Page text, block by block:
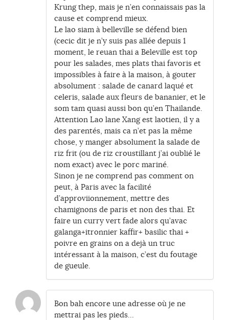
Krung thep, mais je n’en connaissais pas la
cause et comprend mieux.
Le lao siam à belleville se défend bien
(cecic dit je n’y suis pas allée depuis 1
moment, le reuan thai a Beleville est top
pour les salades, mes plats thai favoris et
impossibles à faire à la maison, à gouter
absolument : salade de canard laqué et
celeris, salade aux fleurs de bananier, et le
som tam quasi aussi bon qu’en Thailande.
Attention Lao lane Xang est laotien, il y a
des parentés, mais ca n’et pas la même
chose, y manger absolument la salade de
riz frit (ou de riz croustillant j’ai oublié le
nom exact) avec le porc mariné.
Sinon je ne comprend pas comment on
peut, à Paris avec la facilité
d’approviionnement, mettre des
chamignons de paris et non des thai. Et
faire un curry vert fade alors qu’avac
galanga+itronnier kaffir+ basilic thai +
poivre en grains on a dejà un truc
intéressant à la maison, c’est du foutage
de gueule.
Bon bah encore une adresse où je ne
mettrai pas les pieds…